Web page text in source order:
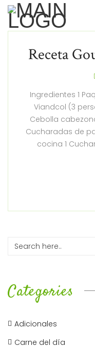
Receta
Ingredientes 1
Viandcol (3
Cebolla
Cucharadas de
cocina 1
Categories
Adicionales
Carne del día